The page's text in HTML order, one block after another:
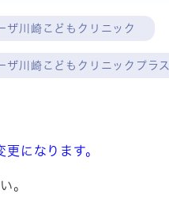
ザ川崎こどもクリニック
ザ川崎こどもクリニックプラス
になります。
。